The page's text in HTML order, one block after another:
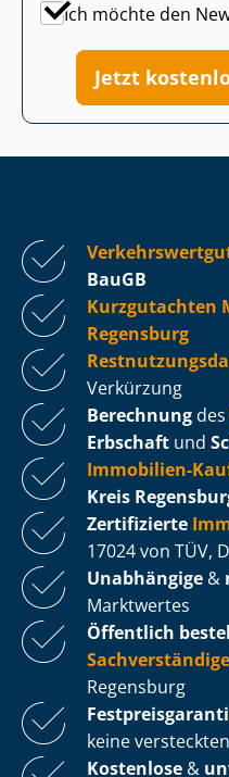
Ich möchte den
Jetzt
BauGB
Kurzgutachten
Regensburg
Verkürzung
Berechnung des
Erbschaft und
Immobilien-
Kreis
Zertifizierte
17024 von TÜV,
Unabhängige &
Marktwertes
Öffentlich
Sachverständige
Regensburg
keine
Kostenlose &